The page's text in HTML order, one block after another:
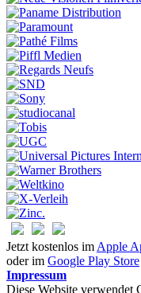
Jetzt kostenlos im Apple
oder im Google Play Store
Impressum
Diese Website verwendet